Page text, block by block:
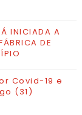
INICIADA A
DE
Covid-19 e
(31)